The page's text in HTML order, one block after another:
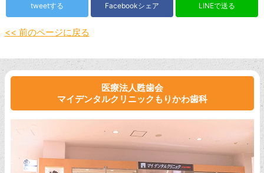
tweetする Facebookシェア LINEで送る
<< 前のページに戻る
医療法人甦歯会
マイデンタルクリニックもりかわ歯科